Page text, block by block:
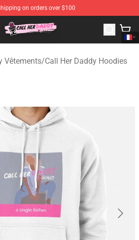
on orders over $100
- Official Call Her Daddy
Vêtements/Call Her Daddy Hoodies